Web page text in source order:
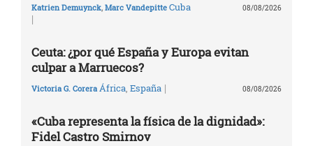
Katrien Demuynck, Marc Vandepitte Cuba
|
08/08/2026
Ceuta: ¿por qué España y Europa evitan
culpar a Marruecos?
Victoria G. Corera África España | 08/08/2026
«Cuba representa la física de la dignidad»:
Fidel Castro Smirnov